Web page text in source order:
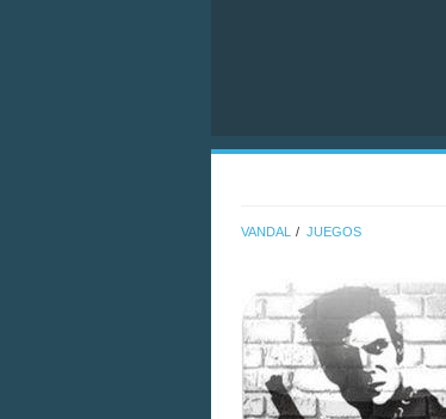
VANDAL JUEGOS